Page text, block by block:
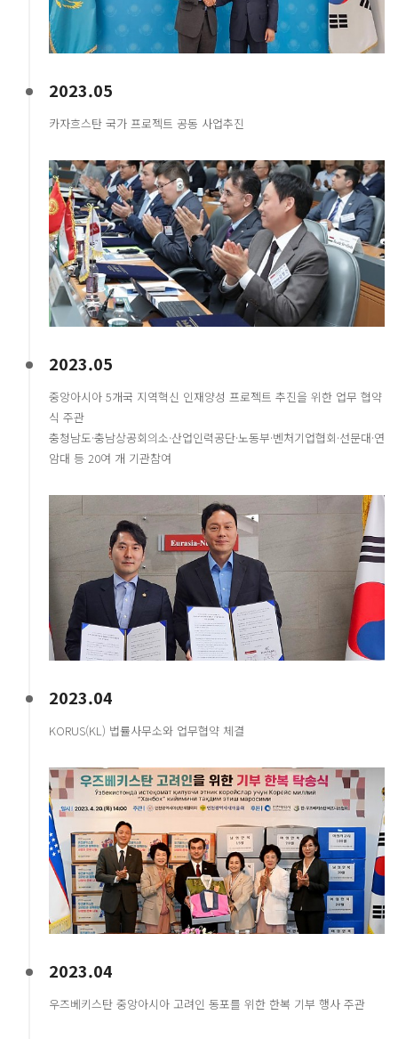
2023.05
카자흐스탄 국가 프로젝트 공동 사업추진
2023.05
중앙아시아 5개국 지역혁신 인재양성 프로젝트 추진을 위한 업무 협약
식 주관
충청남도·충남상공회의소·산업인력공단·노동부·벤처기업협회·선문대·연
암대 등 20여 개 기관참여
2023.04
KORUS(KL) 법률사무소와 업무협약 체결
2023.04
우즈베키스탄 중앙아시아 고려인 동포를 위한 한복 기부 행사 주관